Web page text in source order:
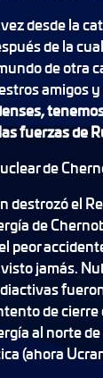
desde la
de la
de otra
amigos
fuerzas de
de
destrozó el
de
peor
jamás.
de cierre
al norte
(ahora